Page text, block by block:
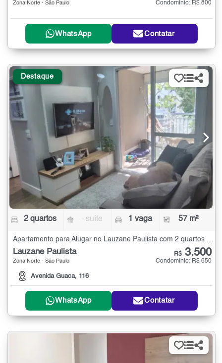
Zona Norte - São Paulo Condomínio: R$ 800
WhatsApp Contatar
Destaque
2 quartos - suíte 1 vaga 57 m²
Apartamento para Alugar no Lauzane Paulista com 2 quartos - 57 m²
Lauzane Paulista
Zona Norte - São Paulo
Avenida Guaca, 116
R$ 3.500
Condomínio: R$ 650
WhatsApp Contatar